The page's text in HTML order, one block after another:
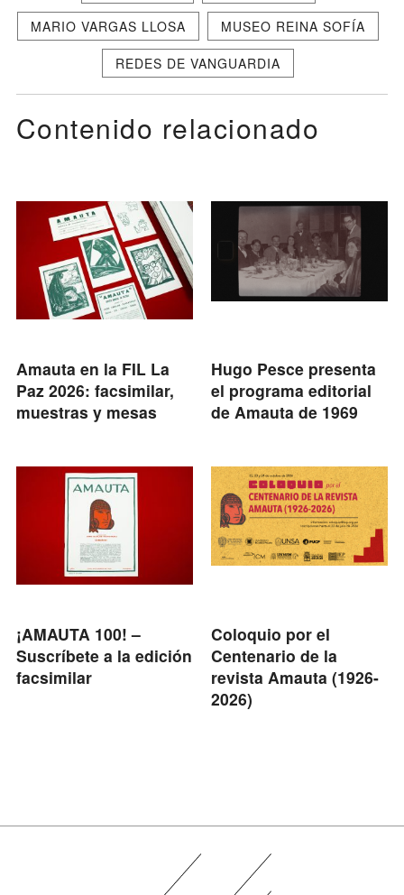
MARIO VARGAS LLOSA MUSEO REINA SOFÍA
REDES DE VANGUARDIA
Contenido relacionado
Amauta en la FIL La
Paz 2026: facsimilar,
muestras y mesas
Hugo Pesce presenta
el programa editorial
de Amauta de 1969
¡AMAUTA 100! –
Suscríbete a la edición
facsimilar
Coloquio por el
Centenario de la
revista Amauta (1926-
2026)